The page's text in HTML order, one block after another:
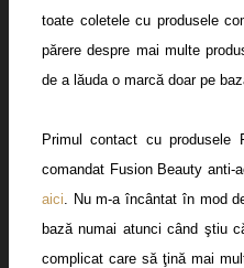
toate coletele cu produsele
părere despre mai multe
de a lăuda o marcă doar pe
Primul contact cu
comandat Fusion Beauty anti-
aici. Nu m-a încântat în mod
bază numai atunci când ştiu
complicat care să ţină mai